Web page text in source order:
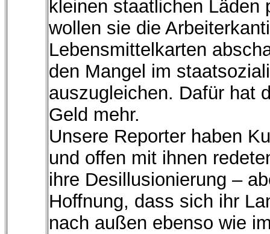
kleinen staatlichen
wollen sie die
Lebensmittelkarten
den Mangel im
auszugleichen. Dafür hat
Geld mehr.
Unsere Reporter haben
und offen mit ihnen
ihre Desillusionierung –
Hoffnung, dass sich ihr
nach außen ebenso wie